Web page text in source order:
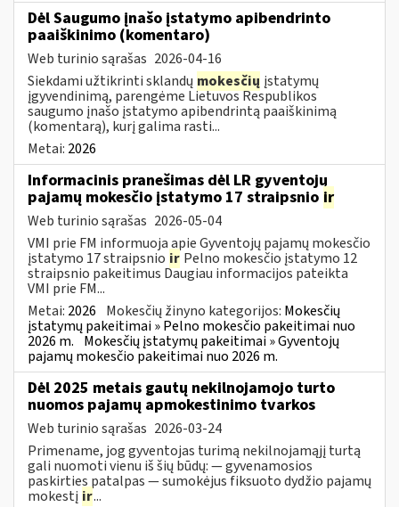
Dėl Saugumo įnašo įstatymo apibendrinto
paaiškinimo (komentaro)
Web turinio sąrašas 2026-04-16
Siekdami užtikrinti sklandų mokesčių įstatymų
įgyvendinimą, parengėme Lietuvos Respublikos
saugumo įnašo įstatymo apibendrintą paaiškinimą
(komentarą), kurį galima rasti...
Metai: 2026
Informacinis pranešimas dėl LR gyventojų
pajamų mokesčio įstatymo 17 straipsnio ir
Web turinio sąrašas 2026-05-04
VMI prie FM informuoja apie Gyventojų pajamų mokesčio
įstatymo 17 straipsnio ir Pelno mokesčio įstatymo 12
straipsnio pakeitimus Daugiau informacijos pateikta
VMI prie FM...
Metai: 2026 Mokesčių žinyno kategorijos: Mokesčių
įstatymų pakeitimai » Pelno mokesčio pakeitimai nuo
2026 m. Mokesčių įstatymų pakeitimai » Gyventojų
pajamų mokesčio pakeitimai nuo 2026 m.
Dėl 2025 metais gautų nekilnojamojo turto
nuomos pajamų apmokestinimo tvarkos
Web turinio sąrašas 2026-03-24
Primename, jog gyventojas turimą nekilnojamąjį turtą
gali nuomoti vienu iš šių būdų: — gyvenamosios
paskirties patalpas — sumokėjus fiksuoto dydžio pajamų
mokestį ir...